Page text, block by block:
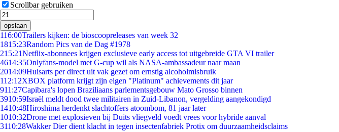
Scrollbar gebruiken
opslaan
116:00Trailers kijken: de bioscoopreleases van week 32
1815:23Random Pics van de Dag #1978
215:21Netflix-abonnees krijgen exclusieve early access tot uitgebreide GTA VI trailer
4614:35Onlyfans-model met G-cup wil als NASA-ambassadeur naar maan
2014:09Huisarts per direct uit vak gezet om ernstig alcoholmisbruik
112:12XBOX platform krijgt zijn eigen "Platinum" achievements dit jaar
911:27Capibara's lopen Braziliaans parlementsgebouw Mato Grosso binnen
3910:59Israël meldt dood twee militairen in Zuid-Libanon, vergelding aangekondigd
1410:48Hiroshima herdenkt slachtoffers atoombom, 81 jaar later
1010:32Drone met explosieven bij Duits vliegveld voedt vrees voor hybride aanval
3110:28Wakker Dier dient klacht in tegen insectenfabriek Protix om duurzaamheidsclaims